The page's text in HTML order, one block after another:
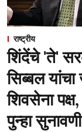
राष्ट्रीय
शिंदेंचे 'ते'
सिब्बल यांचा
शिवसेना
पुन्हा सुनावणी